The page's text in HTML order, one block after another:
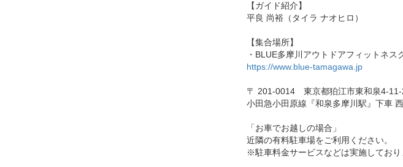
【ガイド紹介】
平良 尚裕（タイラ ナオヒロ）
【集合場所】
・BLUE多摩川アウトドアフィットネス
https://www.blue-tamagawa.jp
〒 201-0014 東京都狛江市東和泉4-11-
小田急小田原線『和泉多摩川駅』下車
「お車でお越しの場合」
近隣の有料駐車場をご利用ください。
※駐車料金サービスなどは実施しており